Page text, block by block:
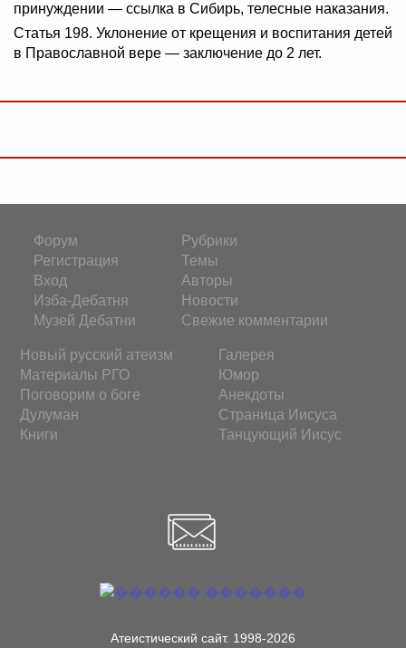
принуждении — ссылка в Сибирь, телесные наказания.
Статья 198. Уклонение от крещения и воспитания детей
в Православной вере — заключение до 2 лет.
Форум
Регистрация
Вход
Изба-Дебатня
Музей Дебатни
Рубрики
Темы
Авторы
Новости
Свежие комментарии
Новый русский атеизм
Материалы РГО
Поговорим о боге
Дулуман
Книги
Галерея
Юмор
Анекдоты
Страница Иисуса
Танцующий Иисус
Атеистический сайт. 1998-2026